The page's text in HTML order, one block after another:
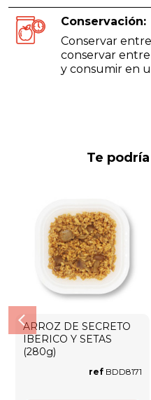
Conservación:
Conservar
conservar
y consumir en
Te
ARROZ DE SECRETO
IBERICO Y SETAS
(280g)
refBDD8171